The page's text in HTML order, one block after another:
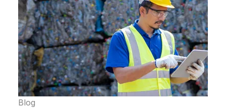
Blog